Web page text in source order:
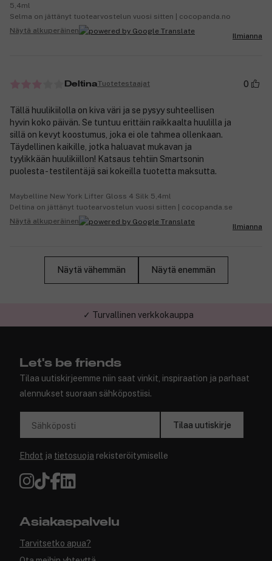
5,4ml
Selma on jättänyt tuotearvostelun vuosi sitten | cocopanda.no
Näytä alkuperäinen
Ilmianna
DeltinaTuotetestaajat 0
Tällä huulikiilolla on kiva väri ja se pysyy suhteellisen
hyvin koko päivän. Se tuntuu erittäin raikkaalta huulilla ja
sillä on kevyt koostumus, joka ei ole tahmea ollenkaan.
Täydellinen kaikille, jotka haluavat mukavan ja
tyylikkään huulikiillon! Katsaus tehtiin Smartsonin
puolesta - testilentäjä sai kokeilla tuotetta maksutta.
Maybelline New York Lifter Gloss 4 Silk 5,4ml
Deltina on jättänyt tuotearvostelun vuosi sitten | cocopanda.se
Näytä alkuperäinen
Ilmianna
Näytä vähemmän Näytä enemmän
✓ Turvallinen verkkokauppa
Let's be friends
Tilaa uutiskirjeemme niin saat vinkit, inspiraation ja parhaat
alennukset suoraan sähköpostiisi.
Sähköposti Tilaa uutiskirje
Ehdot ja tietosuoja rekisteröitymiselle
Asiakaspalvelu
Tarvitsetko apua?